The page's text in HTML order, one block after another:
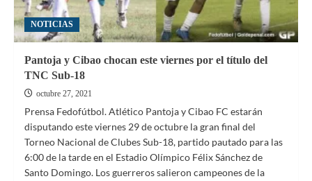
NOTICIAS
Pantoja y Cibao chocan este viernes por el título del
TNC Sub-18
octubre 27, 2021
Prensa Fedofútbol. Atlético Pantoja y Cibao FC estarán
disputando este viernes 29 de octubre la gran final del
Torneo Nacional de Clubes Sub-18, partido pautado para las
6:00 de la tarde en el Estadio Olímpico Félix Sánchez de
Santo Domingo. Los guerreros salieron campeones de la